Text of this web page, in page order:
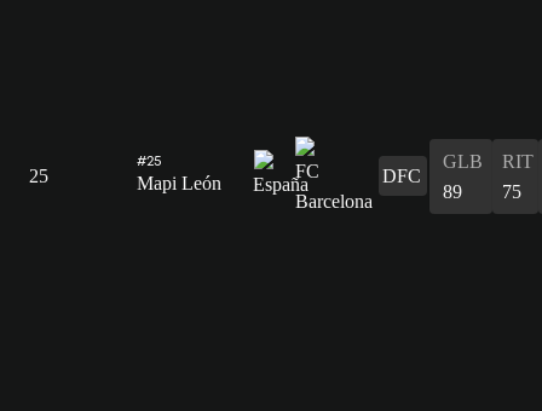
25
#25
Mapi León DFC
GLB
89
RIT
75